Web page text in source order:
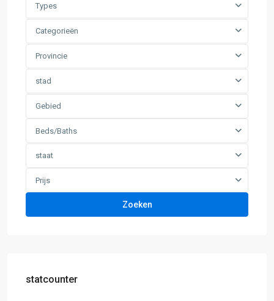
Types
Categorieën
Provincie
stad
Gebied
Beds/Baths
staat
Prijs
Zoeken
statcounter